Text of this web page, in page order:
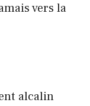
vers la
alcalin